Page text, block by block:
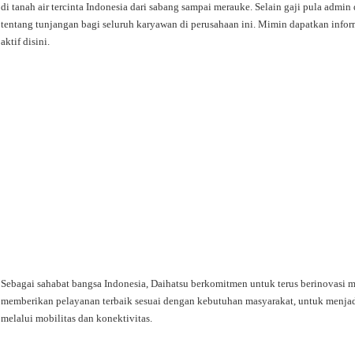
di tanah air tercinta Indonesia dari sabang sampai merauke. Selain gaji pula
tentang tunjangan bagi seluruh karyawan di perusahaan ini. Mimin dapatkan
aktif disini.
Sebagai sahabat bangsa Indonesia, Daihatsu berkomitmen untuk terus berinovasi
memberikan pelayanan terbaik sesuai dengan kebutuhan masyarakat, untuk
melalui mobilitas dan konektivitas.